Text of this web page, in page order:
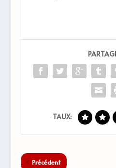
TAUX:
Précédent